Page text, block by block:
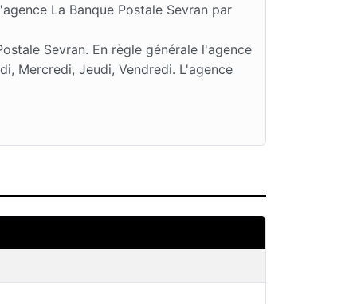
La Banque Postale Sevran par
Sevran. En règle générale l'agence
Mercredi, Jeudi, Vendredi. L'agence